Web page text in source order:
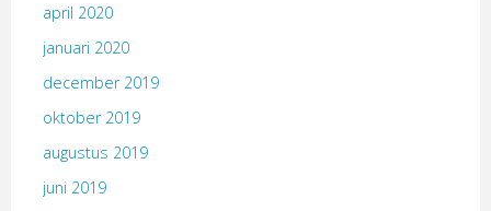
april 2020
januari 2020
december 2019
oktober 2019
augustus 2019
juni 2019